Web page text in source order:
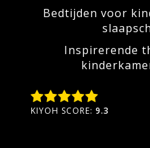
Bedtijden voor
Inspirerende
KIYOH SCORE: 9.3